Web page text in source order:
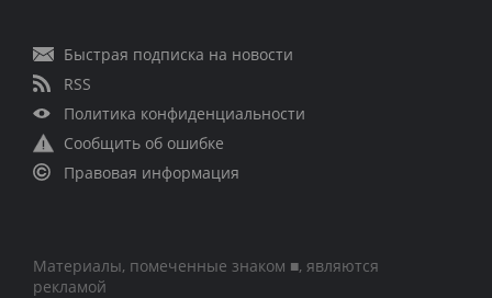
Быстрая подписка на новости
RSS
Политика конфиденциальности
Сообщить об ошибке
Правовая информация
Материалы, помеченные знаком ■, являются
рекламой